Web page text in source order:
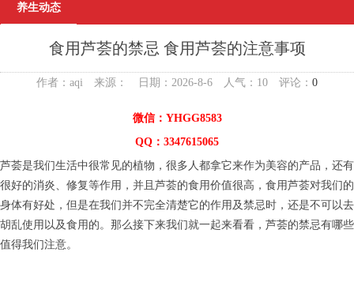
养生动态
食用芦荟的禁忌 食用芦荟的注意事项
作者：aqi 来源： 日期：2026-8-6 人气： 10 评论： 0
微信：YHGG8583
QQ：3347615065
芦荟是我们生活中很常见的植物，很多人都拿它来作为美容的产品，还有
很好的消炎、修复等作用，并且芦荟的食用价值很高，食用芦荟对我们的
身体有好处，但是在我们并不完全清楚它的作用及禁忌时，还是不可以去
胡乱使用以及食用的。那么接下来我们就一起来看看，芦荟的禁忌有哪些
值得我们注意。